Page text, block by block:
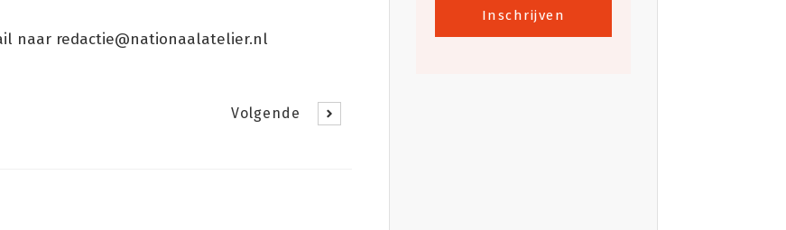
naar redactie@nationaalatelier.nl
Volgende
Inschrijven